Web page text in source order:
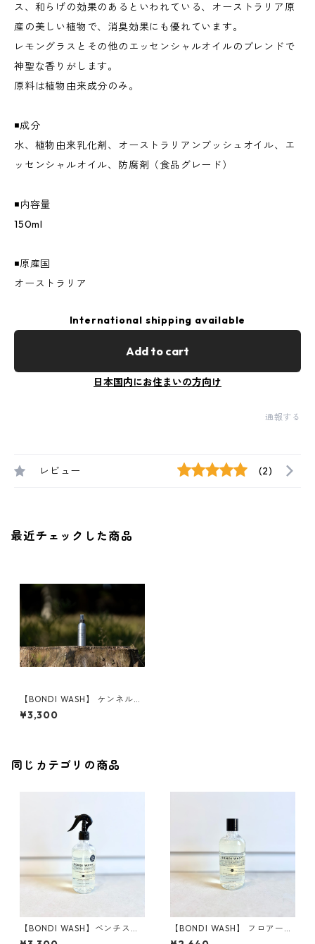
ス、和らげの効果のあるといわれている、オーストラリア原
産の美しい植物で、消臭効果にも優れています。
レモングラスとその他のエッセンシャルオイルのブレンドで
神聖な香りがします。
原料は植物由来成分のみ。
◾️成分
水、植物由来乳化剤、オーストラリアンブッシュオイル、エ
ッセンシャルオイル、防腐剤（食品グレード）
◾️内容量
150ml
◾️原産国
オーストラリア
International shipping available
Add to cart
日本国内にお住まいの方向け
通報する
レビュー (2)
最近チェックした商品
【BONDI WASH】 ケンネルス
プレー
¥3,300
同じカテゴリの商品
【BONDI WASH】ベンチスプ
レー
【BONDI WASH】 フロアーウ
ォッシュ